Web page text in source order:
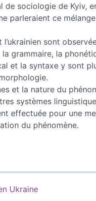
sociologie de Kyiv,
parleraient ce
sont
grammaire, la
et la syntaxe y sont
et la nature du
systèmes
effectuée pour une
du phénomène.
Ukraine